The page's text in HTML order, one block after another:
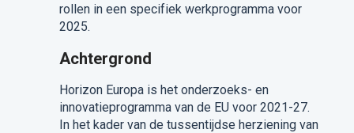
rollen in een specifiek werkprogramma voor
2025.
Achtergrond
Horizon Europa is het onderzoeks- en
innovatieprogramma van de EU voor 2021-27.
In het kader van de tussentijdse herziening van